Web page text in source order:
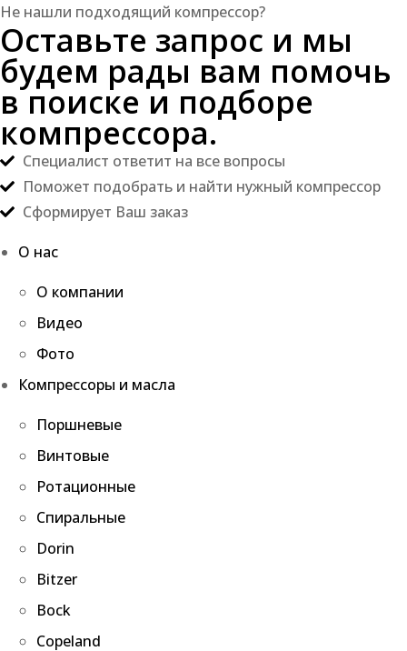
Не нашли подходящий компрессор?
Оставьте запрос и мы
будем рады вам помочь
в поиске и подборе
компрессора.
Специалист ответит на все вопросы
Поможет подобрать и найти нужный компрессор
Сформирует Ваш заказ
О нас
О компании
Видео
Фото
Компрессоры и масла
Поршневые
Винтовые
Ротационные
Спиральные
Dorin
Bitzer
Bock
Copeland